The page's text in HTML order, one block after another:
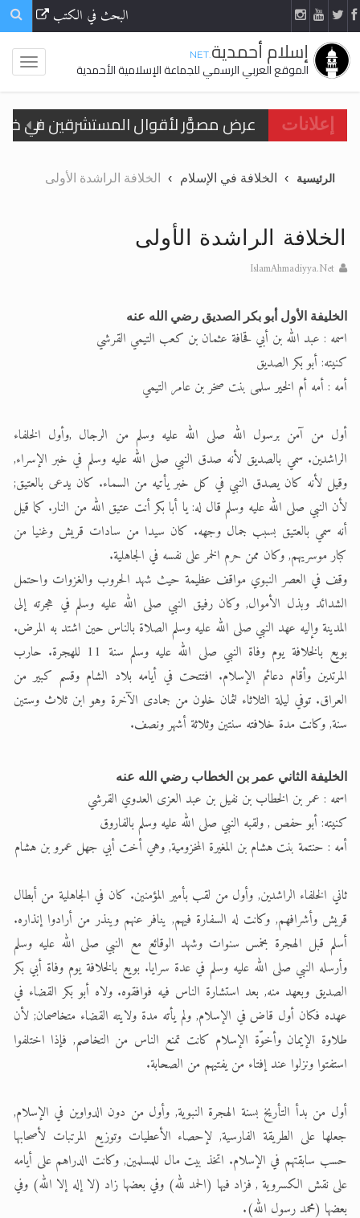
البحث في الكتب
إسلام أحمدية.NET
الموقع العربي الرسمي للجماعة الإسلامية الأحمدية
إعلانات
اقرأ هذا المقال في أهمية عيد
اقرأ هذا المقال في أهمية عيد
الحجّ.. دلالات، حِكم، وأهداف >> المزيد
تعميم هامّ لأفراد الجماعة >> المزيد
اقرأ هذا الكتاب وتعرّف على حقيقة
الرئيسية الخلافة في الإسلام الخلافة الراشدة الأولى
الخلافة الراشدة الأولى
IslamAhmadiyya.Net
الخليفة الأول أبو بكر الصديق رضي الله عنه
اسمه : عبد الله بن أبي قحافة عثمان بن كعب التيمي القرشي
كنيته: أبو بكر الصديق
أمه : أمه أم الخير سلمى بنت صخر بن عامر التيمي
أول من آمن برسول الله صلى الله عليه وسلم من الرجال ,وأول الخلفاء
الراشدين. سمي بالصديق لأنه صدق النبي صلى الله عليه وسلم في خبر الإسراء,
وقيل لأنه كان يصدق النبي في كل خبر يأتيه من السماء. كان يدعى بالعتيق;
لأن النبي صلى الله عليه وسلم قال له: يا أبا بكر أنت عتيق الله من النار. كما قيل
أنه سمي بالعتيق بسبب جمال وجهه. كان سيدا من سادات قريش وغنيا من
كبار موسريهم, وكان ممن حرم الخمر على نفسه في الجاهلية.
وقف في العصر النبوي مواقف عظيمة حيث شهد الحروب والغزوات واحتمل
الشدائد وبذل الأموال, وكان رفيق النبي صلى الله عليه وسلم في هجرته إلى
المدينة وإليه عهد النبي صلى الله عليه وسلم الصلاة بالناس حين اشتد به المرض.
بويع بالخلافة يوم وفاة النبي صلى الله عليه وسلم سنة 11 للهجرة. حارب
المرتدين وأقام دعائم الإسلام. افتتحت في أيامه بلاد الشام وقسم كبير من
العراق. توفي ليلة الثلاثاء لثمان خلون من جمادى الآخرة وهو ابن ثلاث وستين
سنة, وكانت مدة خلافته سنتين وثلاثة أشهر ونصف.
الخليفة الثاني عمر بن الخطاب رضي الله عنه
اسمه : عمر بن الخطاب بن نفيل بن عبد العزى العدوي القرشي
كنيته: أبو حفص , ولقبه النبي صلى الله عليه وسلم بالفاروق
أمه : حنتمة بنت هشام بن المغيرة المخزومية, وهي أخت أبي جهل عمرو بن هشام
ثاني الخلفاء الراشدين, وأول من لقب بأمير المؤمنين. كان في الجاهلية من أبطال
قريش وأشرافهم, وكانت له السفارة فيهم, ينافر عنهم وينذر من أرادوا إنذاره.
أسلم قبل الهجرة بخمس سنوات وشهد الوقائع مع النبي صلى الله عليه وسلم
وأرسله النبي صلى الله عليه وسلم في عدة سرايا. بويع بالخلافة يوم وفاة أبي بكر
الصديق وبعهد منه, بعد استشارة الناس فيه فوافقوه. ولاه أبو بكر القضاء في
عهده فكان أول قاض في الإسلام, ولم يأته مدة ولايته القضاء متخاصمان; لأن
طلاوة الإيمان وأخوّة الإسلام كانت تمنع الناس من التخاصم, فإذا اختلفوا
استفتوا ونزلوا عند إفتاء من يفتيهم من الصحابة.
أول من بدأ التأريخ بسنة الهجرة النبوية, وأول من دون الدواوين في الإسلام,
جعلها على الطريقة الفارسية, لإحصاء الأعطيات وتوزيع المرتبات لأصحابها
حسب سابقتهم في الإسلام. اتخذ بيت مال للمسلمين, وكانت الدراهم على أيامه
على نقش الكسروية , فزاد فيها (الحمد لله) وفي بعضها زاد (لا إله إلا الله) وفي
بعضها (محمد رسول الله).